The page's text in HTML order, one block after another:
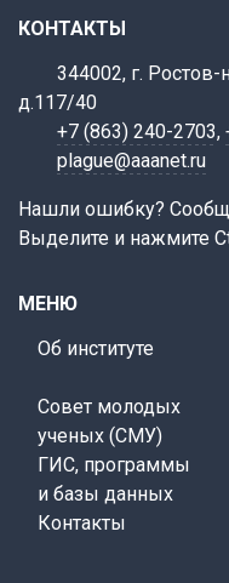
КОНТАКТЫ
344002, г.
д.117/40
+7 (863) 240-2703,
plague@aaanet.ru
Нашли ошибку?
Выделите и нажмите
МЕНЮ
Об институте
Совет молодых
ученых (СМУ)
ГИС, программы
и базы данных
Контакты